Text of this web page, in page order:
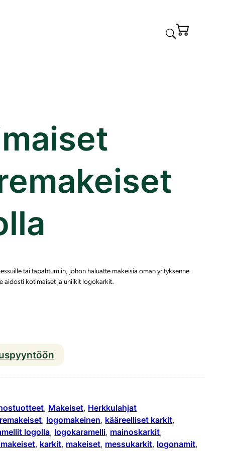
tai tapahtumiin, johon haluatte makeisia oman yrityksenne
aidosti kotimaiset ja uniikit logokarkit.
i
s
, Makeiset, Herkkulahjat
, logomakeinen, kääreelliset karkit
logolla, logokaramelli, mainoskarkit
, karkit, makeiset, messukarkit, logonamit